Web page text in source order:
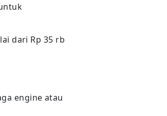
dari Rp 35 rb
engine atau